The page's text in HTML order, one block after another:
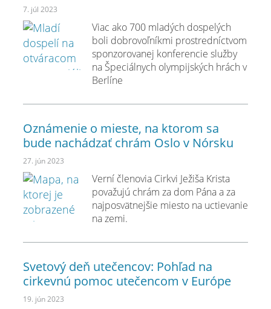
7. júl 2023
Viac ako 700 mladých dospelých
boli dobrovoľníkmi prostredníctvom
sponzorovanej konferencie služby
na Špeciálnych olympijských hrách v
Berlíne
Oznámenie o mieste, na ktorom sa
bude nachádzať chrám Oslo v Nórsku
27. jún 2023
Verní členovia Cirkvi Ježiša Krista
považujú chrám za dom Pána a za
najposvätnejšie miesto na uctievanie
na zemi.
Svetový deň utečencov: Pohľad na
cirkevnú pomoc utečencom v Európe
19. jún 2023